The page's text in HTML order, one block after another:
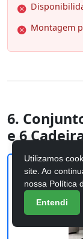
Montagem
6.
e 6
Utilizamos
site. Ao
nossa Política
Entendi